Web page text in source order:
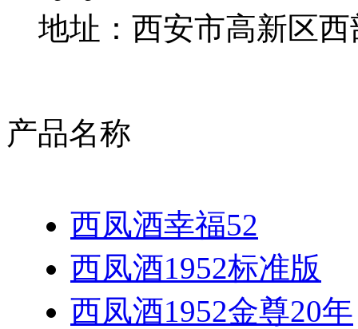
地址：西安市高新区西
产品名称
西凤酒幸福52
西凤酒1952标准版
西凤酒1952金尊20年